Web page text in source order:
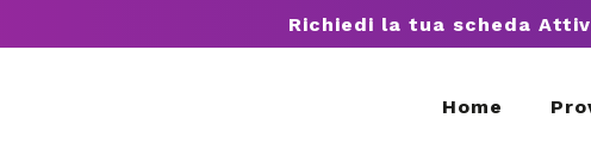
Richiedi la tua scheda
Home